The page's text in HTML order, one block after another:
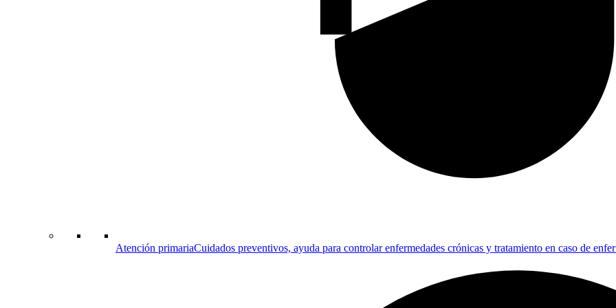
Atención primariaCuidados preventivos, ayuda para controlar enfermedades crónicas y tratamiento en caso de